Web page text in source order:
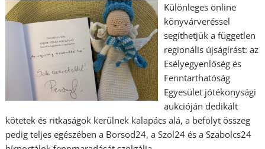
Különleges online
könyvárveréssel
segíthetjük a független
regionális újságírást: az
Esélyegyenlőség és
Fenntarthatóság
Egyesület jótékonysági
aukcióján dedikált
kötetek és ritkaságok kerülnek kalapács alá, a befolyt összeg
pedig teljes egészében a Borsod24, a Szol24 és a Szabolcs24